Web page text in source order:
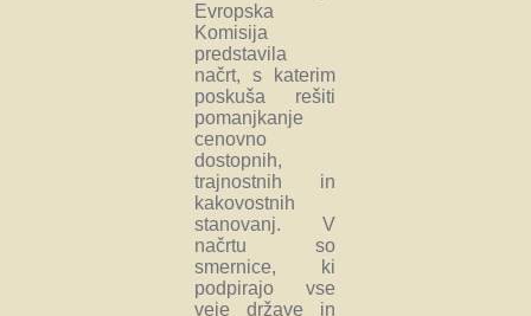
Evropska
Komisija
predstavila
načrt, s katerim
poskuša rešiti
pomanjkanje
cenovno
dostopnih,
trajnostnih in
kakovostnih
stanovanj. V
načrtu so
smernice, ki
podpirajo vse
veje države in